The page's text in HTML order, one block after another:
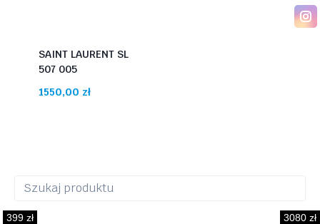
SAINT LAURENT SL
507 005
1550,00 zł
399 zł 3080 zł